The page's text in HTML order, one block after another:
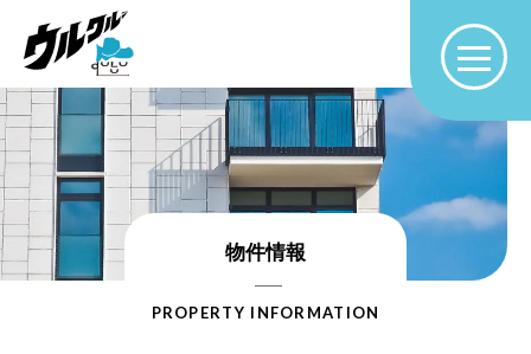
物件情報
PROPERTY INFORMATION